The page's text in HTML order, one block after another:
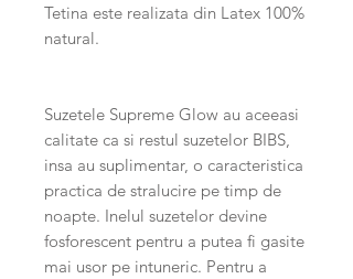
Tetina este realizata din Latex 100%
natural.
Suzetele Supreme Glow au aceeasi
calitate ca si restul suzetelor BIBS,
insa au suplimentar, o caracteristica
practica de stralucire pe timp de
noapte. Inelul suzetelor devine
fosforescent pentru a putea fi gasite
mai usor pe intuneric. Pentru a